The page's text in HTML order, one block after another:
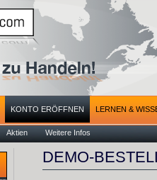
KONTO ERÖFFNEN LERNEN &
Aktien Weitere Infos
DEMO-